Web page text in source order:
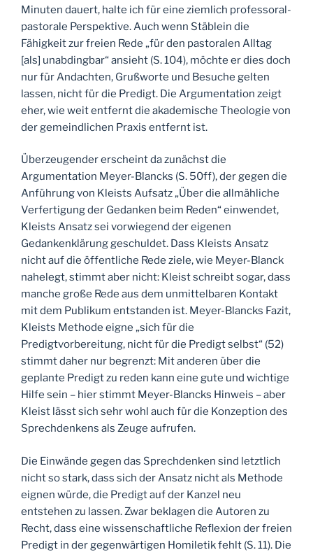
Minuten dauert, halte ich für eine ziemlich professoral-
pastorale Perspektive. Auch wenn Stäblein die
Fähigkeit zur freien Rede „für den pastoralen Alltag
[als] unabdingbar“ ansieht (S. 104), möchte er dies doch
nur für Andachten, Grußworte und Besuche gelten
lassen, nicht für die Predigt. Die Argumentation zeigt
eher, wie weit entfernt die akademische Theologie von
der gemeindlichen Praxis entfernt ist.
Überzeugender erscheint da zunächst die
Argumentation Meyer-Blancks (S. 50ff), der gegen die
Anführung von Kleists Aufsatz „Über die allmähliche
Verfertigung der Gedanken beim Reden“ einwendet,
Kleists Ansatz sei vorwiegend der eigenen
Gedankenklärung geschuldet. Dass Kleists Ansatz
nicht auf die öffentliche Rede ziele, wie Meyer-Blanck
nahelegt, stimmt aber nicht: Kleist schreibt sogar, dass
manche große Rede aus dem unmittelbaren Kontakt
mit dem Publikum entstanden ist. Meyer-Blancks Fazit,
Kleists Methode eigne „sich für die
Predigtvorbereitung, nicht für die Predigt selbst“ (52)
stimmt daher nur begrenzt: Mit anderen über die
geplante Predigt zu reden kann eine gute und wichtige
Hilfe sein – hier stimmt Meyer-Blancks Hinweis – aber
Kleist lässt sich sehr wohl auch für die Konzeption des
Sprechdenkens als Zeuge aufrufen.
Die Einwände gegen das Sprechdenken sind letztlich
nicht so stark, dass sich der Ansatz nicht als Methode
eignen würde, die Predigt auf der Kanzel neu
entstehen zu lassen. Zwar beklagen die Autoren zu
Recht, dass eine wissenschaftliche Reflexion der freien
Predigt in der gegenwärtigen Homiletik fehlt (S. 11). Die